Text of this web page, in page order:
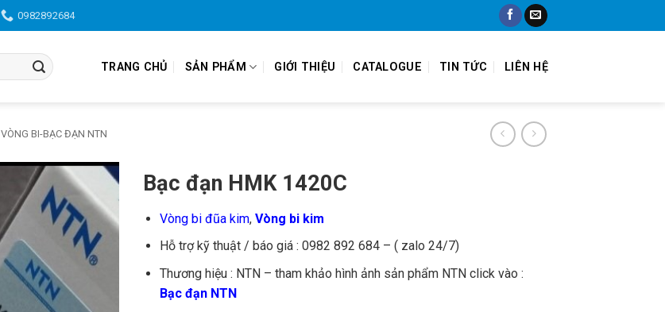
0982892684
TRANG CHỦ SẢN PHẨM GIỚI THIỆU CATALOGUE TIN TỨC LIÊN HỆ
VÒNG BI-BẠC ĐẠN NTN
Bạc đạn HMK 1420C
Vòng bi đũa kim, Vòng bi kim
Hỗ trợ kỹ thuật / báo giá : 0982 892 684 – ( zalo 24/7)
Thương hiệu : NTN – tham khảo hình ảnh sản phẩm NTN click vào :
Bạc đạn NTN